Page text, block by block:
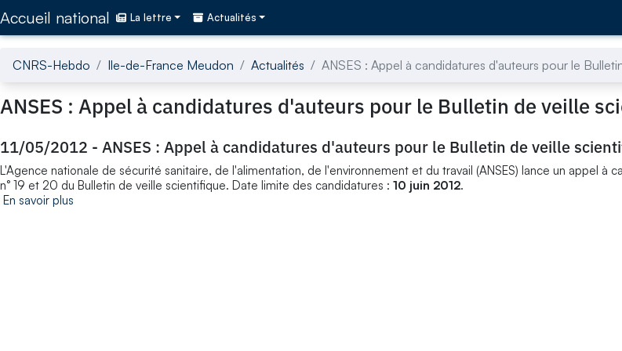
Accueil national La lettre Actualités
CNRS-Hebdo Ile-de-France Meudon Actualités ANSES : Appel à candidatures d'auteurs pour le
ANSES : Appel à candidatures d'auteurs pour le Bulletin de veille
11/05/2012 - ANSES : Appel à candidatures d'auteurs pour le Bulletin de veille
L'Agence nationale de sécurité sanitaire, de l'alimentation, de l'environnement et du travail (ANSES) lance un appel à
n° 19 et 20 du Bulletin de veille scientifique. Date limite des candidatures : 10 juin 2012.
En savoir plus